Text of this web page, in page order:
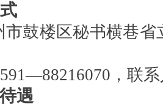
鼓楼区秘书横巷省
，联
遇